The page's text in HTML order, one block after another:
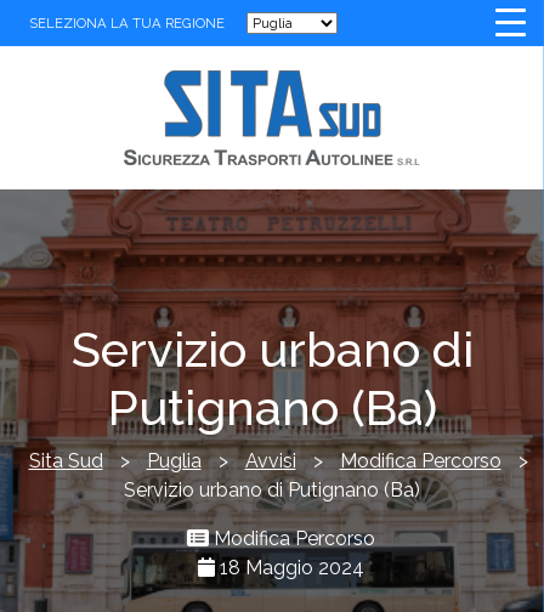
SELEZIONA LA TUA REGIONE
Servizio urbano di
Putignano (Ba)
Sita Sud > Puglia > Avvisi > Modifica Percorso >
Servizio urbano di Putignano (Ba)
Modifica Percorso
18 Maggio 2024